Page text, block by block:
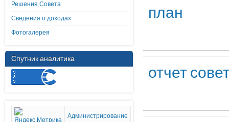
Решения Совета
Сведения о доходах
Фотогалерея
Спутник аналитика
Администрирование
план
отчет